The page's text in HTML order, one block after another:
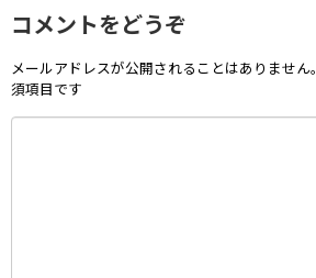
コメントをどうぞ
メールアドレスが公開されることはありません。
須項目です